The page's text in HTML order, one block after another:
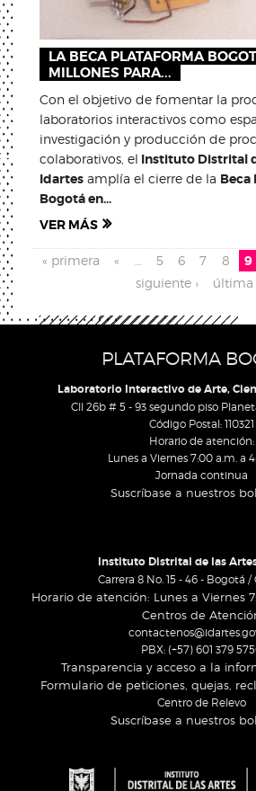
LA BECA PLATAFORMA
MILLONES PARA...
Con el objetivo de fomentar la
laboratorios interactivos como
investigación y producción de
colaborativos, el Instituto Distrital
Idartesamplía el cierre de la Beca
Bogotá en...
VER MÁS
Páginas
« primera « 5 6 7 8 9
siguiente ›
última
PLATAFORMA
Laboratorio Interactivo de Arte,
Cll 26b # 5 - 93 segundo piso
Código Postal: 110321
Horario de atención:
Lunes a Viernes 7:00 a.m. a
Jornada continua
Suscríbase a nuestros
Instituto Distrital de las
Carrera 8 No. 15 - 46 - Bogotá
Horario de atención: Lunes a Viernes
Centros de
PBX: (+57) 601 379
Transparencia y acceso a la
Formulario de peticiones, quejas,
Centro de Relevo
Suscríbase a nuestros